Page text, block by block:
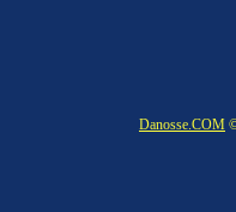
Danosse.COM